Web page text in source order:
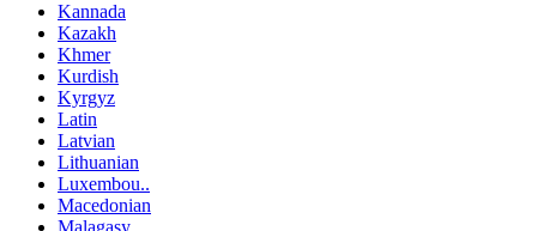
Kannada
Kazakh
Khmer
Kurdish
Kyrgyz
Latin
Latvian
Lithuanian
Luxembou..
Macedonian
Malagasy